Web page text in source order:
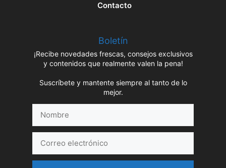
Contacto
Boletín
¡Recibe novedades frescas, consejos exclusivos
y contenidos que realmente valen la pena!
Suscríbete y mantente siempre al tanto de lo
mejor.
electrónico